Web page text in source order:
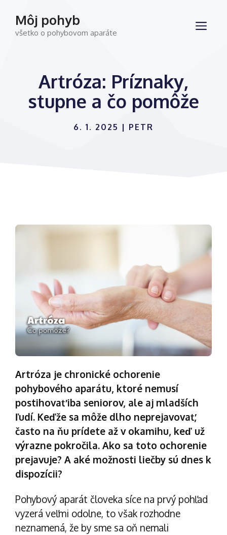
obsah
Môj pohyb
všetko o pohybovom aparáte
Artróza: Príznaky,
stupne a čo pomôže
6. 1. 2025 | PETR
Artróza je chronické ochorenie
pohybového aparátu, ktoré nemusí
postihovať iba seniorov, ale aj mladších
ľudí. Keďže sa môže dlho neprejavovať,
často na ňu prídete až v okamihu, keď už
výrazne pokročila. Ako sa toto ochorenie
prejavuje? A aké možnosti liečby sú dnes k
dispozícii?
Pohybový aparát človeka síce na prvý pohľad
vyzerá veľmi odolne, to však rozhodne
neznamená, že by sme sa oň nemali